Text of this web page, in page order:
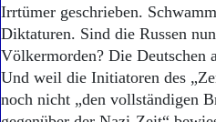
Irrtümer geschrieben.
Diktaturen. Sind die Russen
Völkermorden? Die Deutschen
Und weil die Initiatoren des
noch nicht „den vollständigen